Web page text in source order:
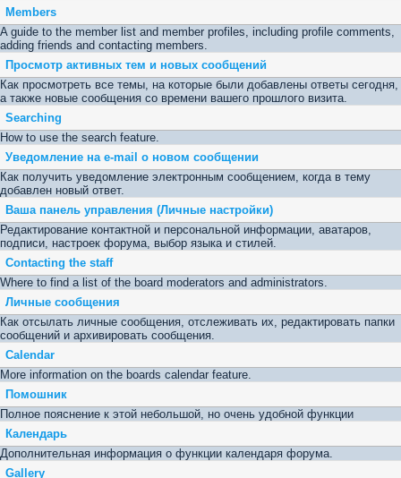
Members
A guide to the member list and member profiles, including profile comments,
adding friends and contacting members.
Просмотр активных тем и новых сообщений
Как просмотреть все темы, на которые были добавлены ответы сегодня,
а также новые сообщения со времени вашего прошлого визита.
Searching
How to use the search feature.
Уведомление на е-mail о новом сообщении
Как получить уведомление электронным сообщением, когда в тему
добавлен новый ответ.
Ваша панель управления (Личные настройки)
Редактирование контактной и персональной информации, аватаров,
подписи, настроек форума, выбор языка и стилей.
Contacting the staff
Where to find a list of the board moderators and administrators.
Личные сообщения
Как отсылать личные сообщения, отслеживать их, редактировать папки
сообщений и архивировать сообщения.
Calendar
More information on the boards calendar feature.
Помошник
Полное пояснение к этой небольшой, но очень удобной функции
Календарь
Дополнительная информация о функции календаря форума.
Gallery